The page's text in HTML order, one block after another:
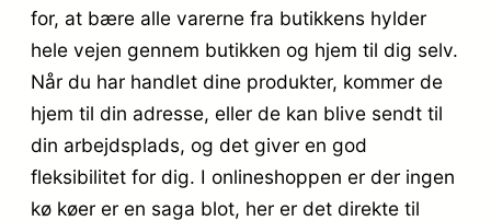
for, at bære alle varerne fra butikkens hylder
hele vejen gennem butikken og hjem til dig selv.
Når du har handlet dine produkter, kommer de
hjem til din adresse, eller de kan blive sendt til
din arbejdsplads, og det giver en god
fleksibilitet for dig. I onlineshoppen er der ingen
kø køer er en saga blot, her er det direkte til